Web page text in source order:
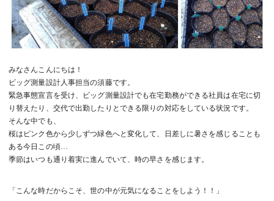
みなさんこんにちは！
ビッグ測量設計人事担当の須藤です。
緊急事態宣言を受け、ビッグ測量設計でも在宅勤務ができる社員は在宅に切
り替えたり、交代で出勤したりとできる限りの対応をしている状況です。
そんな中でも、
桜はピンク色から少しずつ緑色へと変化して、日差しに暑さを感じることも
ある今日この頃…
季節はいつも通り着実に進んでいて、時の早さを感じます。
「こんな時だからこそ、世の中が元気になることをしよう！！」